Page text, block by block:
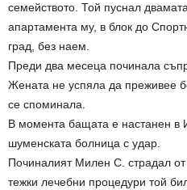
семейството. Той пуснал
апартамента му, в блок до
град, без наем.
Преди два месеца починала
Жената не успяла да преживее
се споминала.
В момента бащата е настанен в
шуменската болница с удар.
Починалият Милен С. страдал
тежки лечебни процедури той